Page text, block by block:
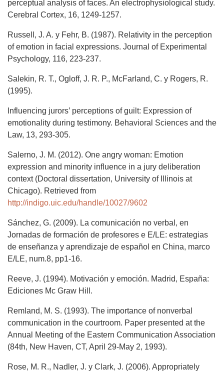
perceptual analysis of faces. An electrophysiological study.
Cerebral Cortex, 16, 1249-1257.
Russell, J. A. y Fehr, B. (1987). Relativity in the perception
of emotion in facial expressions. Journal of Experimental
Psychology, 116, 223-237.
Salekin, R. T., Ogloff, J. R. P., McFarland, C. y Rogers, R.
(1995).
Influencing jurors’ perceptions of guilt: Expression of
emotionality during testimony. Behavioral Sciences and the
Law, 13, 293-305.
Salerno, J. M. (2012). One angry woman: Emotion
expression and minority influence in a jury deliberation
context (Doctoral dissertation, University of Illinois at
Chicago). Retrieved from
http://indigo.uic.edu/handle/10027/9602
Sánchez, G. (2009). La comunicación no verbal, en
Jornadas de formación de profesores e E/LE: estrategias
de enseñanza y aprendizaje de español en China, marco
E/LE, num.8, pp1-16.
Reeve, J. (1994). Motivación y emoción. Madrid, España:
Ediciones Mc Graw Hill.
Remland, M. S. (1993). The importance of nonverbal
communication in the courtroom. Paper presented at the
Annual Meeting of the Eastern Communication Association
(84th, New Haven, CT, April 29-May 2, 1993).
Rose, M. R., Nadler, J. y Clark, J. (2006). Appropriately